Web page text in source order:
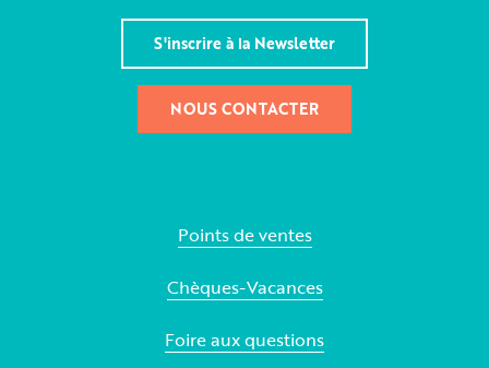
S'inscrire à la Newsletter
NOUS CONTACTER
Points de ventes
Chèques-Vacances
Foire aux questions